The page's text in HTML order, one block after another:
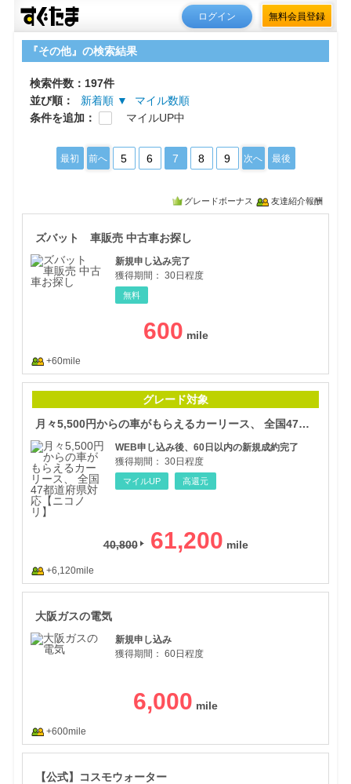
ログイン 無料会員登録
『その他』の検索結果
検索件数：197件
並び順：
新着順 ▼
マイル数順
条件を追加：
マイルUP中
最初 前へ 5 6 7 8 9 次へ 最後
グレードボーナス 友達紹介報酬
ズバット 車販売 中古車お探し
新規申し込み完了
獲得期間： 30日程度
無料
600
+60mile
グレード対象
月々5,500円からの車がもらえるカーリース、 全国47都道府県対応【ニコノリ】
WEB申し込み後、60日以内の新規成約完了
獲得期間： 30日程度
マイルUP 高還元
40,800 61,200
+6,120mile
大阪ガスの電気
新規申し込み
獲得期間： 60日程度
6,000
+600mile
【公式】コスモウォーター